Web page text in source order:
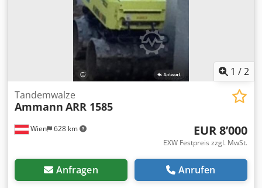
1 /2
Wien 628 km
Tandemwalze
Ammann ARR 1585
EUR 8’000
EXW Festpreis zzgl. MwSt.
Anfragen Anrufen